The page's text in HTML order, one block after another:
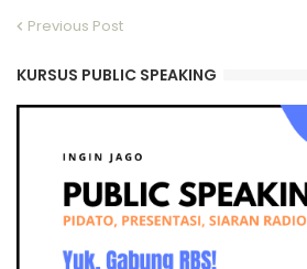
Previous Post
KURSUS PUBLIC SPEAKING